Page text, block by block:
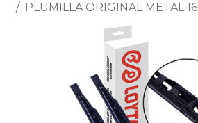
PLUMILLA ORIGINAL METAL 16